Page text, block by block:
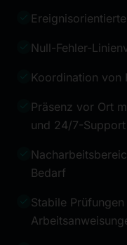
Null-Fehler-
Koordination von
Präsenz vor Ort
und 24/7-Support
Bedarf
Stabile